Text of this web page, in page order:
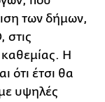
των δήμων,
στις
καθεμίας. Η
ότι έτσι θα
υψηλές